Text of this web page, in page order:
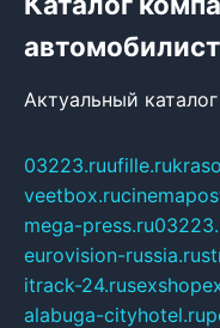
Актуальный
03223.ruufille.ru
veetbox.ru
mega-press.ru
eurovision-russia.ru
itrack-24.ru
alabuga-cityhotel.ru